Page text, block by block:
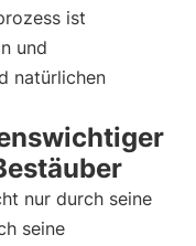
ist
und
natürlichen
nur durch seine
seine